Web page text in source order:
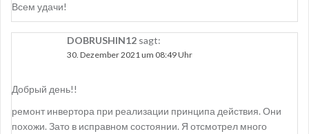
Всем удачи!
DOBRUSHIN12 sagt:
30. Dezember 2021 um 08:49 Uhr
Добрый день!!
ремонт инвертора при реализации принципа действия. Они
похожи. Зато в исправном состоянии. Я отсмотрел много